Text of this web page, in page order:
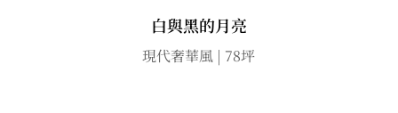
白與黑的月亮
現代奢華風 | 78坪